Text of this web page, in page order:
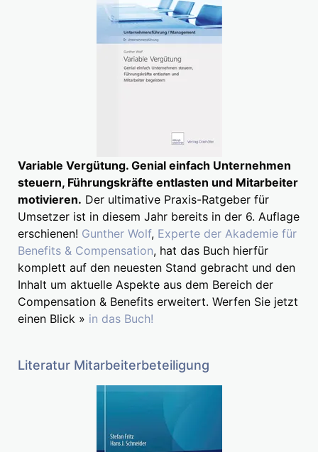
Variable Vergütung. Genial einfach Unternehmen
steuern, Führungskräfte entlasten und Mitarbeiter
motivieren. Der ultimative Praxis-Ratgeber für
Umsetzer ist in diesem Jahr bereits in der 6. Auflage
erschienen! Gunther Wolf, Experte der Akademie für
Benefits & Compensation, hat das Buch hierfür
komplett auf den neuesten Stand gebracht und den
Inhalt um aktuelle Aspekte aus dem Bereich der
Compensation & Benefits erweitert. Werfen Sie jetzt
einen Blick » in das Buch!
Literatur Mitarbeiterbeteiligung